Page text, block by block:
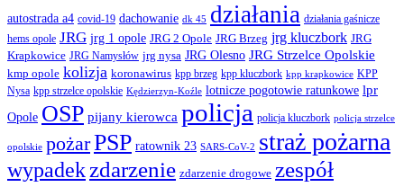
autostrada a4 covid-19 dachowanie dk 45 działania działania gaśnicze
hems opole JRG jrg 1 opole JRG 2 Opole JRG Brzeg jrg kluczbork JRG
Krapkowice JRG Namysłów jrg nysa JRG Olesno JRG Strzelce Opolskie
kmp opole kolizja koronawirus kpp brzeg kpp kluczbork kpp krapkowice KPP
Nysa kpp strzelce opolskie Kędzierzyn-Koźle lotnicze pogotowie ratunkowe lpr
Opole OSP pijany kierowca policja policja kluczbork policja strzelce
opolskie pożarPSP ratownik 23 SARS-CoV-2 straż pożarna
wypadekzdarzenie zdarzenie drogowe zespół